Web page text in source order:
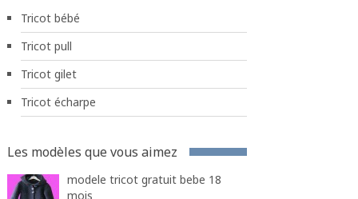
Tricot bébé
Tricot pull
Tricot gilet
Tricot écharpe
Les modèles que vous aimez
modele tricot gratuit bebe 18
mois